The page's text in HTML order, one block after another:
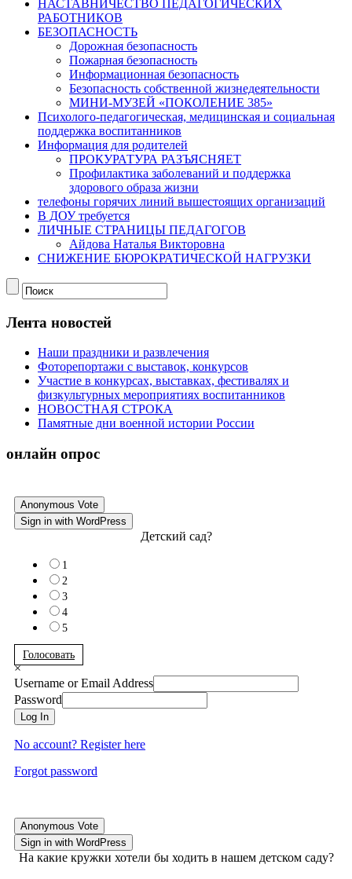
НАСТАВНИЧЕСТВО ПЕДАГОГИЧЕСКИХ
РАБОТНИКОВ
БЕЗОПАСНОСТЬ
Дорожная безопасность
Пожарная безопасность
Информационная безопасность
Безопасность собственной жизнедеятельности
МИНИ-МУЗЕЙ «ПОКОЛЕНИЕ 385»
Психолого-педагогическая, медицинская и социальная
поддержка воспитанников
Информация для родителей
ПРОКУРАТУРА РАЗЪЯСНЯЕТ
Профилактика заболеваний и поддержка
здорового образа жизни
телефоны горячих линий вышестоящих организаций
В ДОУ требуется
ЛИЧНЫЕ СТРАНИЦЫ ПЕДАГОГОВ
Айдова Наталья Викторовна
СНИЖЕНИЕ БЮРОКРАТИЧЕСКОЙ НАГРУЗКИ
Лента новостей
Наши праздники и развлечения
Фоторепортажи с выставок, конкурсов
Участие в конкурсах, выставках, фестивалях и
физкультурных мероприятиях воспитанников
НОВОСТНАЯ СТРОКА
Памятные дни военной истории России
онлайн опрос
Anonymous Vote
Sign in with WordPress
Детский сад?
1
2
3
4
5
Голосовать
×
Username or Email Address
Password
Log In
No account? Register here
Forgot password
Anonymous Vote
Sign in with WordPress
На какие кружки хотели бы ходить в нашем детском саду?